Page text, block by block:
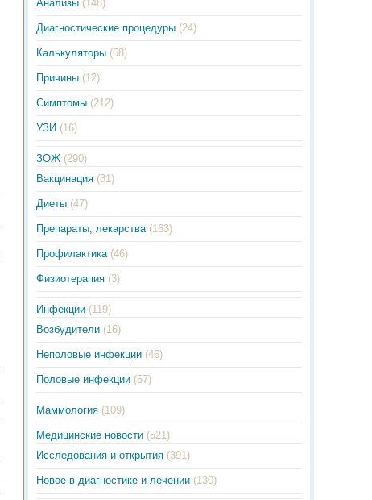
Анализы (148)
Диагностические процедуры (24)
Калькуляторы (58)
Причины (12)
Симптомы (212)
УЗИ (16)
ЗОЖ (290)
Вакцинация (31)
Диеты (47)
Препараты, лекарства (163)
Профилактика (46)
Физиотерапия (3)
Инфекции (119)
Возбудители (16)
Неполовые инфекции (46)
Половые инфекции (57)
Маммология (109)
Медицинские новости (521)
Исследования и открытия (391)
Новое в диагностике и лечении (130)